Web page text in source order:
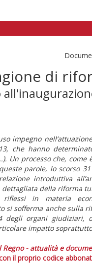
di
impegno
che hanno
Un processo che, come
parole, lo scorso
introduttiva
della riforma
in materia
si sofferma anche sulla
degli organi giudiziari,
impatto
Regno - attualità e
il proprio codice